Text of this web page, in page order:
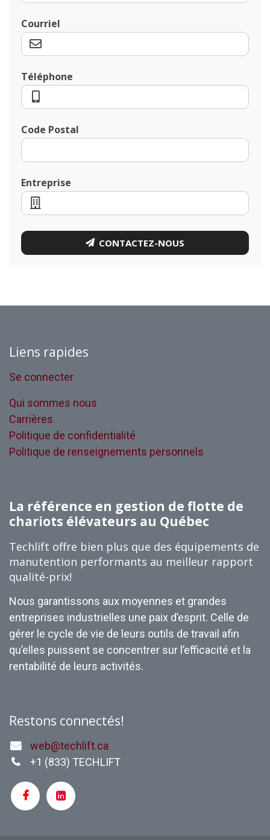
Courriel
Téléphone
Code Postal
Entreprise
CONTACTEZ-NOUS
Liens rapides
Se connecter
Qui sommes nous
Carrières
Politique de confidentialité
Politique de renseignements personnels
La référence en gestion de flotte de
chariots élévateurs au Québec
Techlift offre bien plus que des équipements de
manutention performants au meilleur rapport
qualité-prix!
Nous garantissons aux moyennes et grandes
entreprises industrielles une paix d’esprit. Celle de
gérer le cycle de vie de leurs outils de travail afin
qu’elles puissent se concentrer sur l’efficacité et la
rentabilité de leurs activités.
Restons connectés!
web@techlift.ca
+1 (833) TECHLIFT